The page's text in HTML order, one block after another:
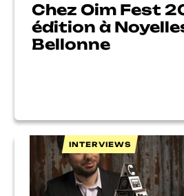
Chez Oim Fest
édition à
Bellonne
INTERVIEWS